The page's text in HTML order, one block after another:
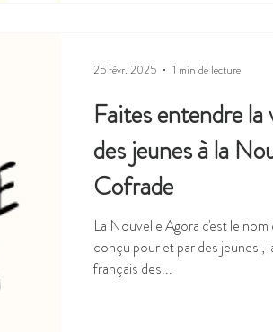
Faites entendre
des jeunes à la
Cofrade
La Nouvelle Agora c'est le
conçu pour et par des jeunes ,
français des...
25 févr. 2025 1 min de lecture